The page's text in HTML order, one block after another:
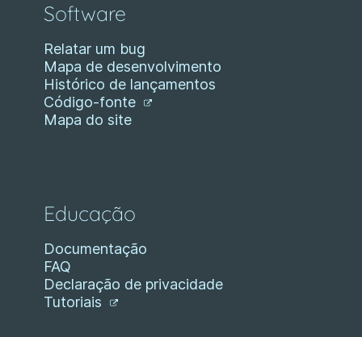
Software
Relatar um bug
Mapa de desenvolvimento
Histórico de lançamentos
Código-fonte
Mapa do site
Educação
Documentação
FAQ
Declaração de privacidade
Tutoriais